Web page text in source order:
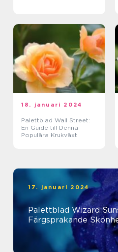
18. januari 2024
Palettblad Wall Street:
En Guide till Denna
Populära Krukväxt
17. januari 2024
Palettblad Wizard
Färgsprakande